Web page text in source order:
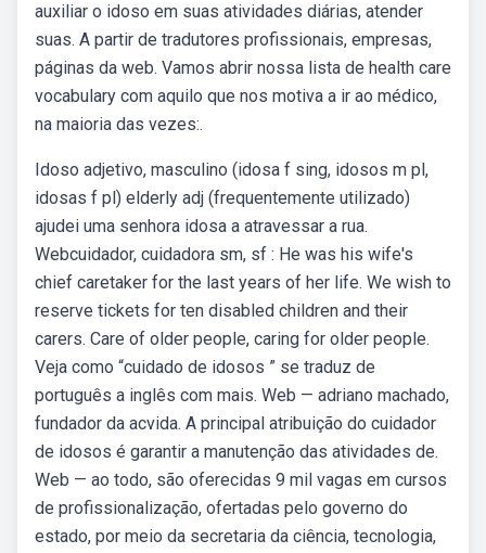
auxiliar o idoso em suas atividades diárias, atender
suas. A partir de tradutores profissionais, empresas,
páginas da web. Vamos abrir nossa lista de health care
vocabulary com aquilo que nos motiva a ir ao médico,
na maioria das vezes:.
Idoso adjetivo, masculino (idosa f sing, idosos m pl,
idosas f pl) elderly adj (frequentemente utilizado)
ajudei uma senhora idosa a atravessar a rua.
Webcuidador, cuidadora sm, sf : He was his wife's
chief caretaker for the last years of her life. We wish to
reserve tickets for ten disabled children and their
carers. Care of older people, caring for older people.
Veja como “cuidado de idosos ” se traduz de
português a inglês com mais. Web — adriano machado,
fundador da acvida. A principal atribuição do cuidador
de idosos é garantir a manutenção das atividades de.
Web — ao todo, são oferecidas 9 mil vagas em cursos
de profissionalização, ofertadas pelo governo do
estado, por meio da secretaria da ciência, tecnologia,